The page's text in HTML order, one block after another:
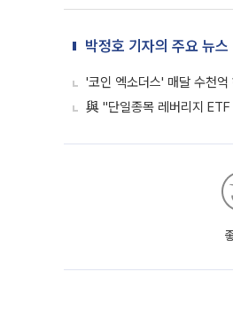
박정호 기자의 주요 뉴스
'코인 엑소더스' 매달 수천
與 "단일종목 레버리지